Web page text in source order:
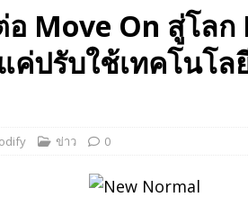
อ Move On สู่โล
ค่ปรับใช้เทคโนโ
ข่าว 0